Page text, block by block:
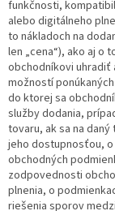
funkčnosti,
alebo digitálneho
to nákladoch na
len „cena“), ako aj o
obchodníkovi uhradiť
možností
do ktorej sa
služby dodania,
tovaru, ak sa na
jeho dostupnosťou,
obchodných
zodpovednosti
plnenia, o
riešenia sporov